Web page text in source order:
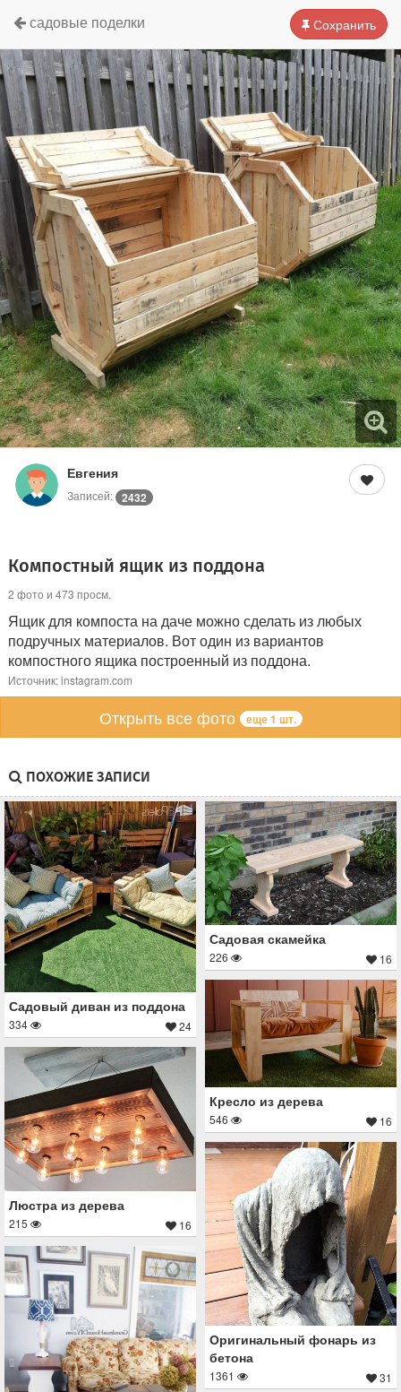
Сохранить
садовые поделки
Евгения
Записей: 2432
Компостный ящик из поддона
2 фото и 473 просм.
Ящик для компоста на даче можно сделать из любых
подручных материалов. Вот один из вариантов
компостного ящика построенный из поддона.
Источник: instagram.com
Открыть все фото еще 1 шт.
ПОХОЖИЕ ЗАПИСИ
Садовый диван из поддона
334 24
Садовая скамейка
226 16
Кресло из дерева
546 16
Люстра из дерева
215 16
Оригинальный фонарь из
бетона
1361 31